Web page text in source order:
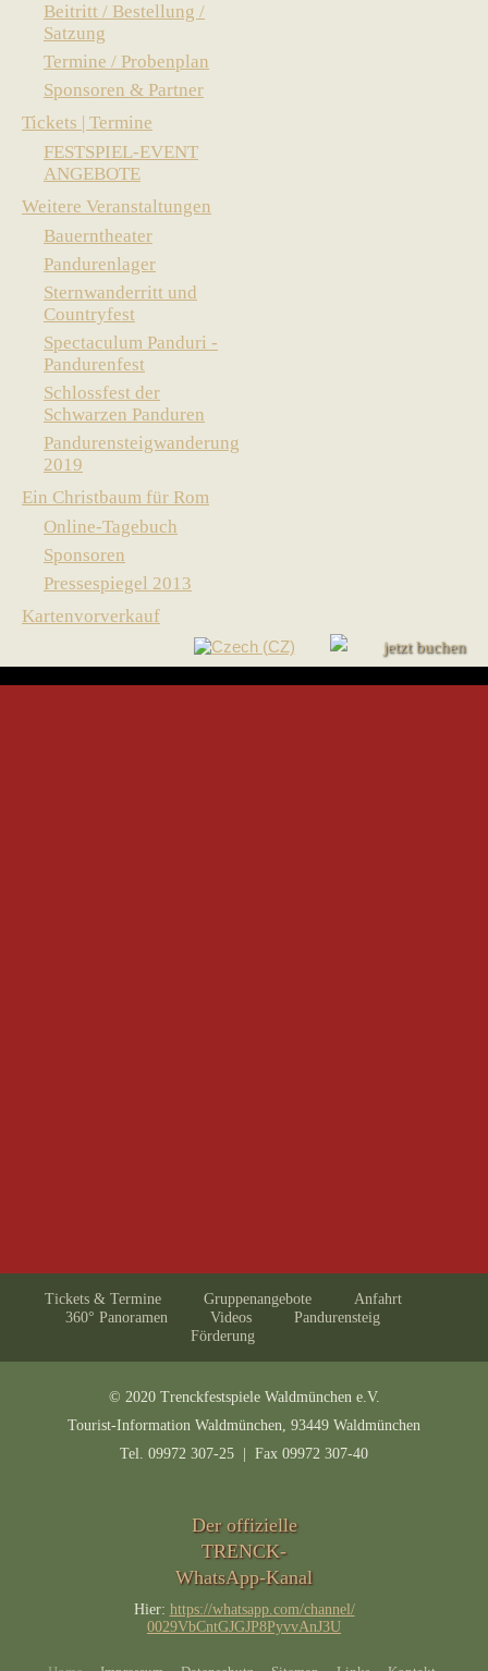
Beitritt / Bestellung /
Satzung
Termine / Probenplan
Sponsoren & Partner
Tickets | Termine
FESTSPIEL-EVENT
ANGEBOTE
Weitere Veranstaltungen
Bauerntheater
Pandurenlager
Sternwanderritt und
Countryfest
Spectaculum Panduri -
Pandurenfest
Schlossfest der
Schwarzen Panduren
Pandurensteigwanderung
2019
Ein Christbaum für Rom
Online-Tagebuch
Sponsoren
Pressespiegel 2013
Kartenvorverkauf
Tickets & Termine Gruppenangebote
Anfahrt
360° Panoramen
Videos
Pandurensteig
Förderung
© 2020 Trenckfestspiele Waldmünchen e.V.
Tourist-Information Waldmünchen, 93449 Waldmünchen
Tel. 09972 307-25 | Fax 09972 307-40
Der offizielle
TRENCK-
WhatsApp-Kanal
Hier: https://whatsapp.com/channel/
0029VbCntGJGJP8PyvvAnJ3U